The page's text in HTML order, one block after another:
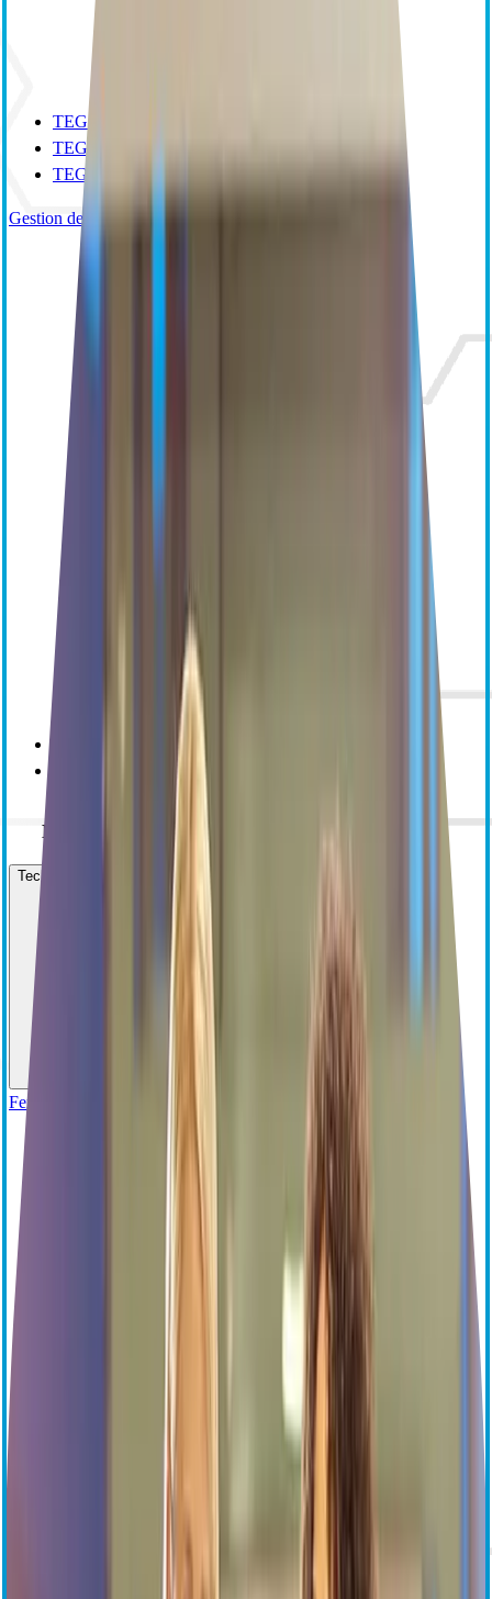
TEG 6s
TEG 5000
TEG Manager
Gestion de la transfusion sanguine
Demande d’information
Technologies interventionnelles
Fermeture vasculaire